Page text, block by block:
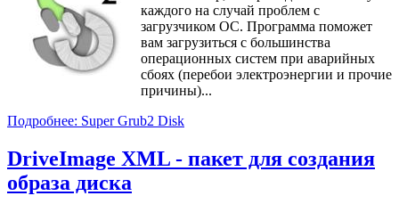
каждого на случай проблем с
загрузчиком ОС. Программа поможет
вам загрузиться с большинства
операционных систем при аварийных
сбоях (перебои электроэнергии и прочие
причины)...
Подробнее: Super Grub2 Disk
DriveImage XML - пакет для создания
образа диска